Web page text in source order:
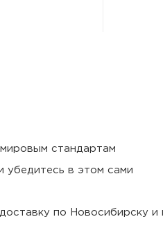
стандартам
убедитесь в этом сами
по Новосибирску и